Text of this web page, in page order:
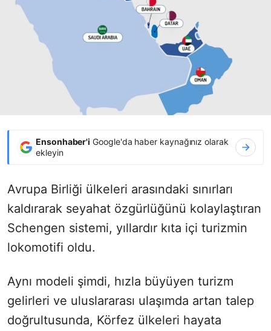
Ensonhaber'i Google'da haber kaynağınız olarak
ekleyin
Avrupa Birliği ülkeleri arasındaki sınırları
kaldırarak seyahat özgürlüğünü kolaylaştıran
Schengen sistemi, yıllardır kıta içi turizmin
lokomotifi oldu.
Aynı modeli şimdi, hızla büyüyen turizm
gelirleri ve uluslararası ulaşımda artan talep
doğrultusunda, Körfez ülkeleri hayata